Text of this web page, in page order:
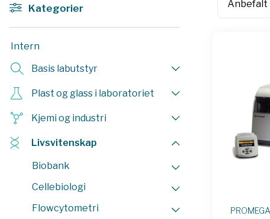
Kategorier
Intern
Basis labutstyr
Plast og glass i laboratoriet
Kjemi og industri
Livsvitenskap
Biobank
Cellebiologi
Flowcytometri
PROMEGA